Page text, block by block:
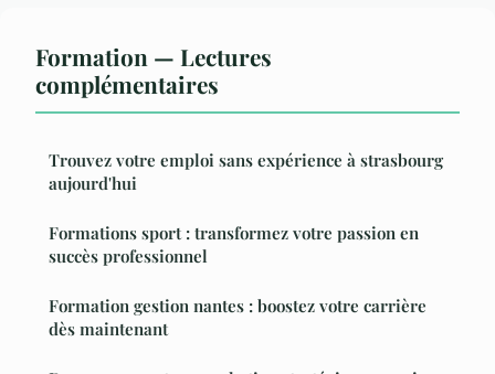
Formation — Lectures
complémentaires
Trouvez votre emploi sans expérience à strasbourg
aujourd'hui
Formations sport : transformez votre passion en
succès professionnel
Formation gestion nantes : boostez votre carrière
dès maintenant